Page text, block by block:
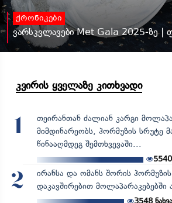
ქრონიკები
ვარსკვლავები Met Gala 2025-ზე |
კვირის ყველაზე კითხვადი
1
თეირანთან ძალიან კარგი
მიმდინარეობს, ჰორმუზის სრუტე
წინააღმდეგ შემთხვევაში...
5540
2
ირანსა და ომანს შორის
დაკავშირებით მოლაპარაკებებში
3548ნახვა